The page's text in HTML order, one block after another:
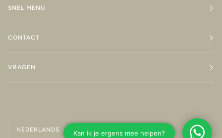
SNEL MENU
CONTACT
VRAGEN
Taal
NEDERLANDS